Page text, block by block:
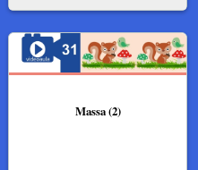
Massa (2)